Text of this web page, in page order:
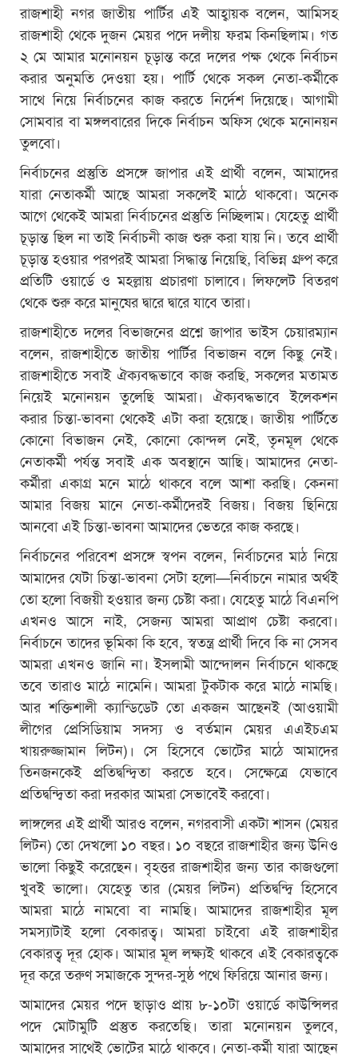
রাজশাহী নগর জাতীয় পার্টির এই আহ্বায়ক বলেন, আমিসহ
রাজশাহী থেকে দুজন মেয়র পদে দলীয় ফরম কিনছিলাম। গত
২ মে আমার মনোনয়ন চূড়ান্ত করে দলের পক্ষ থেকে নির্বাচন
করার অনুমতি দেওয়া হয়। পার্টি থেকে সকল নেতা-কর্মীকে
সাথে নিয়ে নির্বাচনের কাজ করতে নির্দেশ দিয়েছে। আগামী
সোমবার বা মঙ্গলবারের দিকে নির্বাচন অফিস থেকে মনোনয়ন
তুলবো।
নির্বাচনের প্রস্তুতি প্রসঙ্গে জাপার এই প্রার্থী বলেন, আমাদের
যারা নেতাকর্মী আছে আমরা সকলেই মাঠে থাকবো। অনেক
আগে থেকেই আমরা নির্বাচনের প্রস্তুতি নিচ্ছিলাম। যেহেতু প্রার্থী
চূড়ান্ত ছিল না তাই নির্বাচনী কাজ শুরু করা যায় নি। তবে প্রার্থী
চূড়ান্ত হওয়ার পরপরই আমরা সিদ্ধান্ত নিয়েছি, বিভিন্ন গ্রুপ করে
প্রতিটি ওয়ার্ডে ও মহল্লায় প্রচারণা চালাবে। লিফলেট বিতরণ
থেকে শুরু করে মানুষের দ্বারে দ্বারে যাবে তারা।
রাজশাহীতে দলের বিভাজনের প্রশ্নে জাপার ভাইস চেয়ারম্যান
বলেন, রাজশাহীতে জাতীয় পার্টির বিভাজন বলে কিছু নেই।
রাজশাহীতে সবাই ঐক্যবদ্ধভাবে কাজ করছি, সকলের মতামত
নিয়েই মনোনয়ন তুলেছি আমরা। ঐক্যবদ্ধভাবে ইলেকশন
করার চিন্তা-ভাবনা থেকেই এটা করা হয়েছে। জাতীয় পার্টিতে
কোনো বিভাজন নেই, কোনো কোন্দল নেই, তৃনমূল থেকে
নেতাকর্মী পর্যন্ত সবাই এক অবস্থানে আছি। আমাদের নেতা-
কর্মীরা একাগ্র মনে মাঠে থাকবে বলে আশা করছি। কেননা
আমার বিজয় মানে নেতা-কর্মীদেরই বিজয়। বিজয় ছিনিয়ে
আনবো এই চিন্তা-ভাবনা আমাদের ভেতরে কাজ করছে।
নির্বাচনের পরিবেশ প্রসঙ্গে স্বপন বলেন, নির্বাচনের মাঠ নিয়ে
আমাদের যেটা চিন্তা-ভাবনা সেটা হলো—নির্বাচনে নামার অর্থই
তো হলো বিজয়ী হওয়ার জন্য চেষ্টা করা। যেহেতু মাঠে বিএনপি
এখনও আসে নাই, সেজন্য আমরা আপ্রাণ চেষ্টা করবো।
নির্বাচনে তাদের ভূমিকা কি হবে, স্বতন্ত্র প্রার্থী দিবে কি না সেসব
আমরা এখনও জানি না। ইসলামী আন্দোলন নির্বাচনে থাকছে
তবে তারাও মাঠে নামেনি। আমরা টুকটাক করে মাঠে নামছি।
আর শক্তিশালী ক্যান্ডিডেট তো একজন আছেনই (আওয়ামী
লীগের প্রেসিডিয়াম সদস্য ও বর্তমান মেয়র এএইচএম
খায়রুজ্জামান লিটন)। সে হিসেবে ভোটের মাঠে আমাদের
তিনজনকেই প্রতিদ্বন্দ্বিতা করতে হবে। সেক্ষেত্রে যেভাবে
প্রতিদ্বন্দ্বিতা করা দরকার আমরা সেভাবেই করবো।
লাঙ্গলের এই প্রার্থী আরও বলেন, নগরবাসী একটা শাসন (মেয়র
লিটন) তো দেখলো ১০ বছর। ১০ বছরে রাজশাহীর জন্য উনিও
ভালো কিছুই করেছেন। বৃহত্তর রাজশাহীর জন্য তার কাজগুলো
খুবই ভালো। যেহেতু তার (মেয়র লিটন) প্রতিদ্বন্দ্বি হিসেবে
আমরা মাঠে নামবো বা নামছি। আমাদের রাজশাহীর মূল
সমস্যাটাই হলো বেকারত্ব। আমরা চাইবো এই রাজশাহীর
বেকারত্ব দূর হোক। আমার মূল লক্ষ্যই থাকবে এই বেকারত্বকে
দূর করে তরুণ সমাজকে সুন্দর-সুষ্ঠ পথে ফিরিয়ে আনার জন্য।
আমাদের মেয়র পদে ছাড়াও প্রায় ৮-১০টা ওয়ার্ডে কাউন্সিলর
পদে মোটামুটি প্রস্তুত করতেছি। তারা মনোনয়ন তুলবে,
আমাদের সাথেই ভোটের মাঠে থাকবে। নেতা-কর্মী যারা আছেন